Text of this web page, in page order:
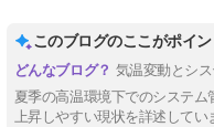
このブログのここがポイン
気温変動とシ
夏季の高温環境下でのシステ
上昇しやすい現状を詳述して